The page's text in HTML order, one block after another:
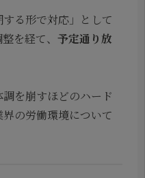
る形で対応」として
を経て、 予定通り放
を崩すほどのハード
の労働環境について